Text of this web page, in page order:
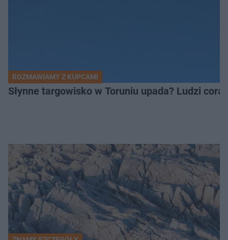
ROZMAWIAMY Z KUPCAMI
Słynne targowisko w Toruniu upada? Ludzi